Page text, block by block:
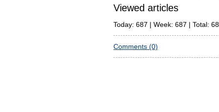
Viewed articles
Today: 687 | Week: 687 | Total:
Comments (0)